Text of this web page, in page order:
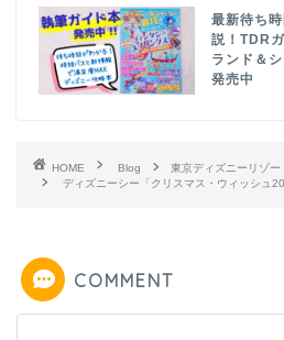
最新待ち
説！TDR
ランド＆
発売中
HOME Blog 東京ディズニーリゾー
ディズニーシー「クリスマス・ウィッシュ
COMMENT